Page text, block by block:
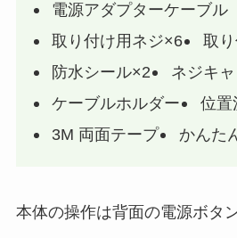
電源アダプターケーブル
取り付け用ネジ×6
取
防水シール×2
ネジキ
ケーブルホルダー
位置
3M 両面テープ
かんた
本体の操作は背面の電源ボタ